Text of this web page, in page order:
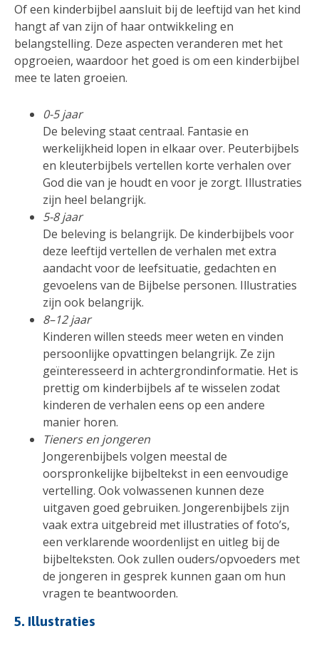
Of een kinderbijbel aansluit bij de leeftijd van het kind
hangt af van zijn of haar ontwikkeling en
belangstelling. Deze aspecten veranderen met het
opgroeien, waardoor het goed is om een kinderbijbel
mee te laten groeien.
0-5 jaar
De beleving staat centraal. Fantasie en
werkelijkheid lopen in elkaar over. Peuterbijbels
en kleuterbijbels vertellen korte verhalen over
God die van je houdt en voor je zorgt. Illustraties
zijn heel belangrijk.
5-8 jaar
De beleving is belangrijk. De kinderbijbels voor
deze leeftijd vertellen de verhalen met extra
aandacht voor de leefsituatie, gedachten en
gevoelens van de Bijbelse personen. Illustraties
zijn ook belangrijk.
8–12 jaar
Kinderen willen steeds meer weten en vinden
persoonlijke opvattingen belangrijk. Ze zijn
geïnteresseerd in achtergrondinformatie. Het is
prettig om kinderbijbels af te wisselen zodat
kinderen de verhalen eens op een andere
manier horen.
Tieners en jongeren
Jongerenbijbels volgen meestal de
oorspronkelijke bijbeltekst in een eenvoudige
vertelling. Ook volwassenen kunnen deze
uitgaven goed gebruiken. Jongerenbijbels zijn
vaak extra uitgebreid met illustraties of foto’s,
een verklarende woordenlijst en uitleg bij de
bijbelteksten. Ook zullen ouders/opvoeders met
de jongeren in gesprek kunnen gaan om hun
vragen te beantwoorden.
5. Illustraties